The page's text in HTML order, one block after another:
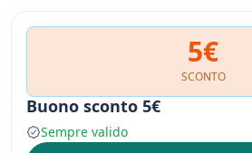
5€
SCONTO
Buono sconto 5€
Sempre valido